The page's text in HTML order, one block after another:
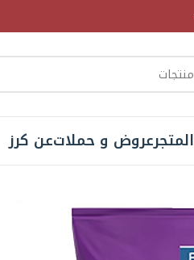
المتجرعروض و حملاتعن كرز